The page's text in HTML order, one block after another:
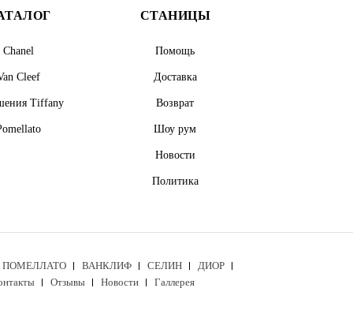
Chanel
Cleef
Tiffany
СТАНИЦЫ
Помощь
Доставка
Возврат
Шоу рум
Новости
Политика
ПОМЕЛЛАТО ВАНКЛИФ СЕЛИН
ДИОР
Отзывы Новости Галлерея